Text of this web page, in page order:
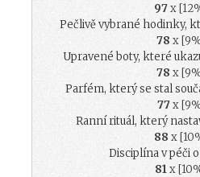
97x
Pečlivě vybrané hodinky,
78 x
Upravené boty, které
78 x
Parfém, který se stal
77x
Ranní rituál, který
88 x
Disciplína v péči
81x